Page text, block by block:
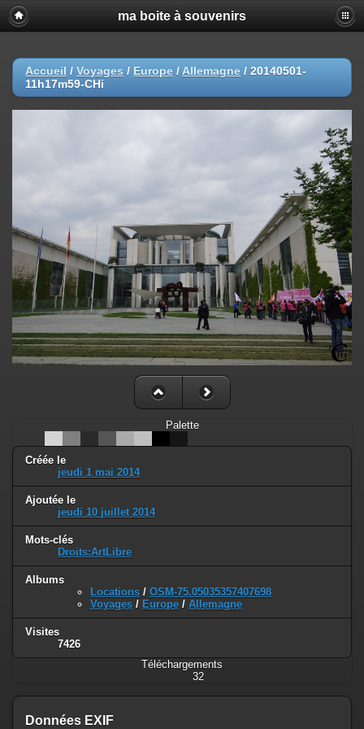
ma boite à souvenirs
Accueil / Voyages / Europe / Allemagne / 20140501-
11h17m59-CHi
Palette
Créée le
jeudi 1 mai 2014
Ajoutée le
jeudi 10 juillet 2014
Mots-clés
Droits:ArtLibre
Albums
Locations / OSM-75.05035357407698
Voyages / Europe / Allemagne
Visites
7426
Téléchargements
32
Données EXIF